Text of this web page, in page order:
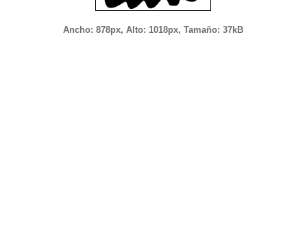
Ancho: 878px, Alto: 1018px, Tamaño: 37kB